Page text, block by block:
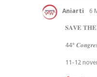
Aniarti 6
𝐒𝐀𝐕𝐄
44°
11-12